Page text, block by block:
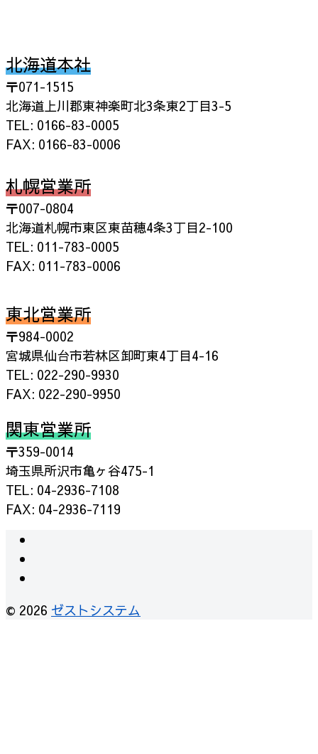
北海道本社
〒071-1515
北海道上川郡東神楽町北3条東2丁目3-5
TEL: 0166-83-0005
FAX: 0166-83-0006
札幌営業所
〒007-0804
北海道札幌市東区東苗穂4条3丁目2-100
TEL: 011-783-0005
FAX: 011-783-0006
東北営業所
〒984-0002
宮城県仙台市若林区卸町東4丁目4-16
TEL: 022-290-9930
FAX: 022-290-9950
関東営業所
〒359-0014
埼玉県所沢市亀ヶ谷475-1
TEL: 04-2936-7108
FAX: 04-2936-7119
© 2026 ゼストシステム